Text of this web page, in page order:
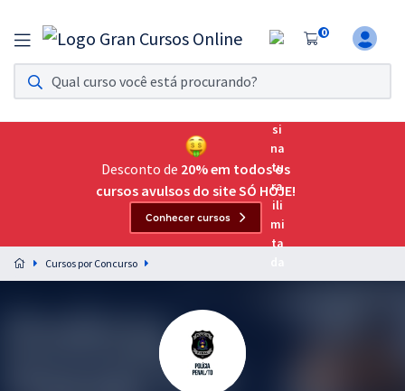
0
Assinatura Ilimitada 11
Acesso a todos os cursos. Teste grátis por 7 dias!
Assinatura OAB Até Passar
Acesso ilimitado a toda preparação para o Exame da
Preparação completa e intensiva para as principais
residências em saúde do Brasil
Desconto de 20% em todos os
cursos avulsos do site SÓ HOJE!
Conhecer cursos
Cursos por Concurso